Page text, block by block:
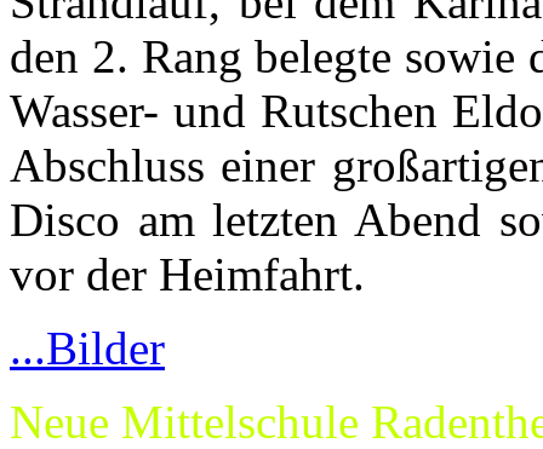
den 2. Rang belegte sowie
Wasser- und Rutschen
Abschluss einer
Disco am letzten Abend
vor der Heimfahrt.
...Bilder
Neue Mittelschule